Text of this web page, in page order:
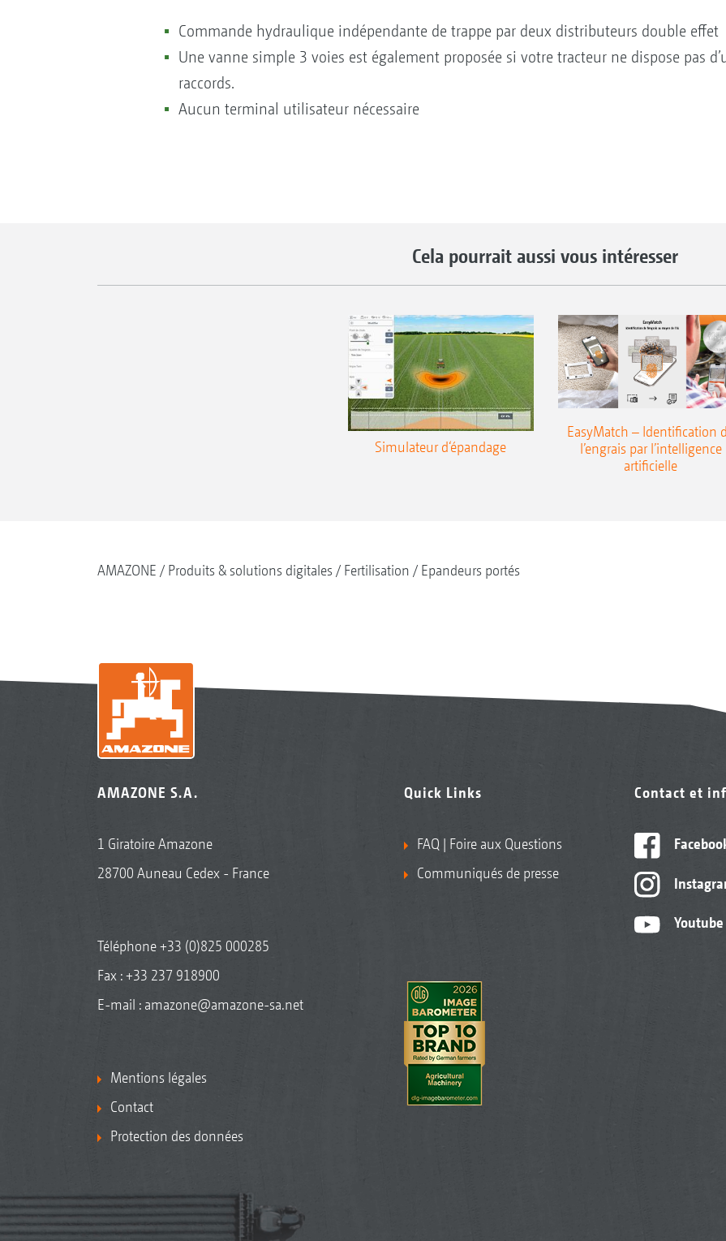
Commande hydraulique indépendante de trappe par deux distributeurs double effet
Une vanne simple 3 voies est également proposée si votre tracteur ne dispose pas
raccords.
Aucun terminal utilisateur nécessaire
Cela pourrait aussi vous intéresser
Simulateur d‘épandage
EasyMatch – Identification
l’engrais par l’intelligence
artificielle
AMAZONE Produits & solutions digitales Fertilisation Epandeurs portés
AMAZONE S.A.
1 Giratoire Amazone
28700 Auneau Cedex - France
Téléphone+33 (0)825 000285
Fax : +33 237 918900
E-mail : amazone@amazone-sa.net
Mentions légales
Contact
Protection des données
Quick Links
FAQ | Foire aux Questions
Communiqués de presse
Contact et
Youtube